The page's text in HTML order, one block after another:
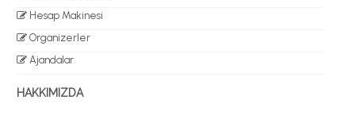
Hesap Makinesi
Organizerler
Ajandalar
HAKKIMIZDA